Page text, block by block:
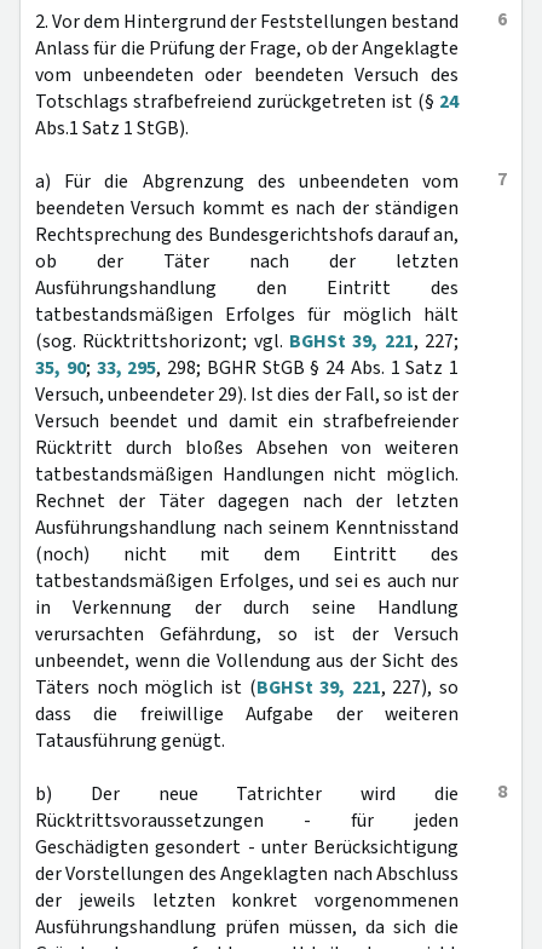
6
2. Vor dem Hintergrund der Feststellungen bestand
Anlass für die Prüfung der Frage, ob der Angeklagte
vom unbeendeten oder beendeten Versuch des
Totschlags strafbefreiend zurückgetreten ist (§ 24
Abs.1 Satz 1 StGB).
7
a) Für die Abgrenzung des unbeendeten vom
beendeten Versuch kommt es nach der ständigen
Rechtsprechung des Bundesgerichtshofs darauf an,
ob der Täter nach der letzten
Ausführungshandlung den Eintritt des
tatbestandsmäßigen Erfolges für möglich hält
(sog. Rücktrittshorizont; vgl. BGHSt 39, 221, 227;
35, 90; 33, 295, 298; BGHR StGB § 24 Abs. 1 Satz 1
Versuch, unbeendeter 29). Ist dies der Fall, so ist der
Versuch beendet und damit ein strafbefreiender
Rücktritt durch bloßes Absehen von weiteren
tatbestandsmäßigen Handlungen nicht möglich.
Rechnet der Täter dagegen nach der letzten
Ausführungshandlung nach seinem Kenntnisstand
(noch) nicht mit dem Eintritt des
tatbestandsmäßigen Erfolges, und sei es auch nur
in Verkennung der durch seine Handlung
verursachten Gefährdung, so ist der Versuch
unbeendet, wenn die Vollendung aus der Sicht des
Täters noch möglich ist (BGHSt 39, 221, 227), so
dass die freiwillige Aufgabe der weiteren
Tatausführung genügt.
8
b) Der neue Tatrichter wird die
Rücktrittsvoraussetzungen - für jeden
Geschädigten gesondert - unter Berücksichtigung
der Vorstellungen des Angeklagten nach Abschluss
der jeweils letzten konkret vorgenommenen
Ausführungshandlung prüfen müssen, da sich die